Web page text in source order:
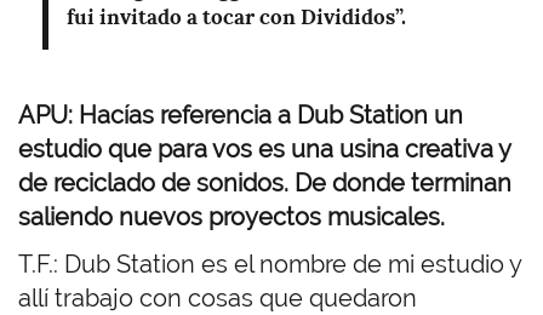
fui invitado a tocar con Divididos”.
APU: Hacías referencia a Dub Station un
estudio que para vos es una usina creativa y
de reciclado de sonidos. De donde terminan
saliendo nuevos proyectos musicales.
T.F.: Dub Station es el nombre de mi estudio y
allí trabajo con cosas que quedaron